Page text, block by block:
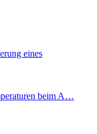
eines
beim A…